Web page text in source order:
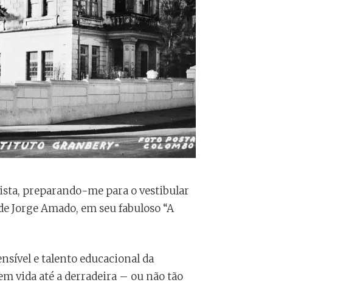
preparando-me para o vestibular
Amado, em seu fabuloso “A
e talento educacional da
vida até a derradeira – ou não tão